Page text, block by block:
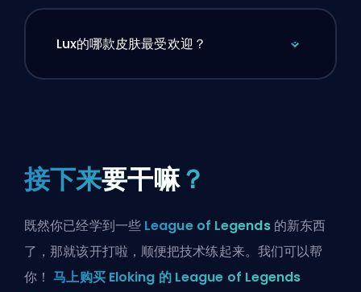
Lux的哪款皮肤最受欢迎？
接下来要干嘛？
既然你已经学到一些 League of Legends的新东西
了，那就该开打啦，顺便把技术练起来。我们可以帮
你！马上购买 Eloking 的 League of Legends